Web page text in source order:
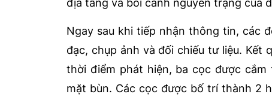
Ngay sau khi tiếp nhận thông tin, các
đạc, chụp ảnh và đối chiếu tư liệu.
thời điểm phát hiện, ba cọc được
mặt bùn. Các cọc được bố trí thành 2